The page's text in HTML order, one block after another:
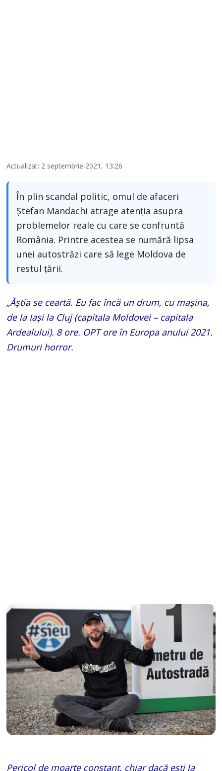
Actualizat: 2 septembrie 2021, 13:26
În plin scandal politic, omul de afaceri
Ștefan Mandachi atrage atenția asupra
problemelor reale cu care se confruntă
România. Printre acestea se numără lipsa
unei autostrăzi care să lege Moldova de
restul țării.
„Ăștia se ceartă. Eu fac încă un drum, cu mașina,
de la Iași la Cluj (capitala Moldovei – capitala
Ardealului). 8 ore. OPT ore în Europa anului 2021.
Drumuri horror.
Pericol de moarte constant, chiar dacă ești la